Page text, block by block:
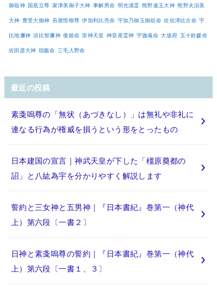
御祖神 国底立尊 家津美御子大神 事解男命 明光浦霊 熊野速玉大神 熊野夫須美
大神 豊受大御神 吾屋惶根尊 伊加利比売命 宇加乃御玉御祖命 佐佐津比古命 宇
比地邇神 須比智邇神 倭姫命 崇神天皇 神皇産霊神 宇迦魂命 大坂府 五十鈴媛命
佐田彦大神 稲飯命 三毛入野命
最近の投稿
素戔嗚尊の「無状（あづきなし）」は無礼や非礼に
連なる行為が権威を損うという形をとったもの
日本建国の宣言｜神武天皇が下した「橿原奠都の
詔」と八紘為宇を分かりやすく解説します
誓約と三女神と五男神｜『日本書紀』巻第一（神代
上）第六段〔一書２〕
日神と素戔嗚尊の誓約｜『日本書紀』巻第一（神代
上）第六段〔一書１、３〕